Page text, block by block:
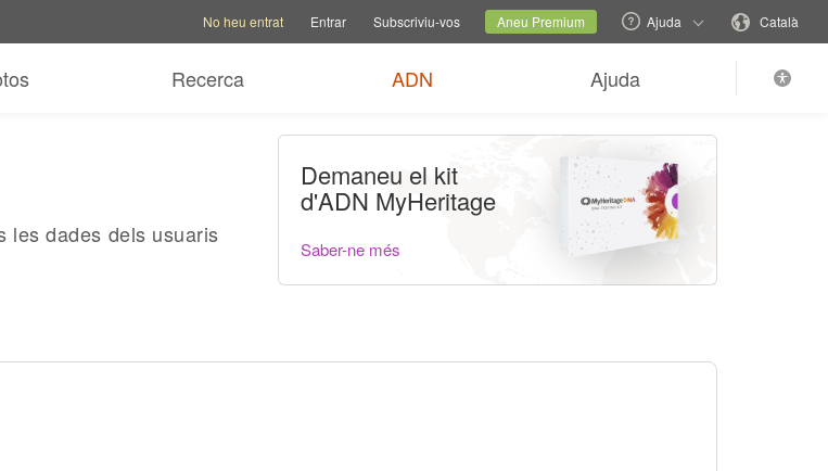
Canviar lloc web familiarLloc actual Canvieu idioma
No heu entrat Entrar Subscriviu-vos Aneu Premium Ajuda Català
Recerca ADN Ajuda
les dades dels usuaris
Demaneu el kit
d'ADN MyHeritage
Saber-ne més